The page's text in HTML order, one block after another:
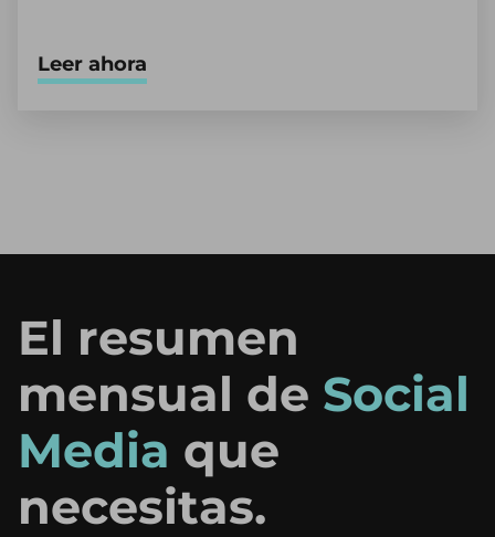
Leer ahora
El resumen
mensual de Social
Media que
necesitas.